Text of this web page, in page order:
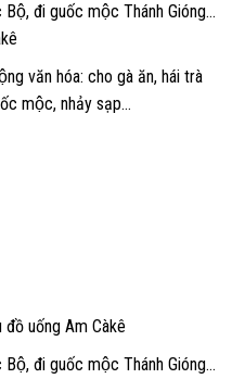
đi guốc mộc Thánh Gióng…
văn hóa: cho gà ăn, hái trà
mộc, nhảy sạp…
uống Am Càkê
đi guốc mộc Thánh Gióng…